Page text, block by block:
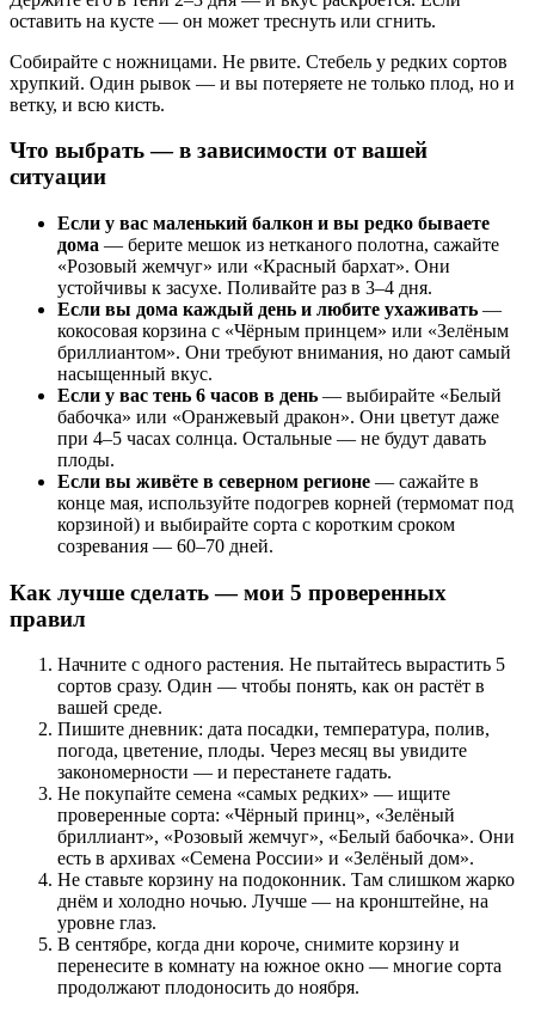
оставить на кусте — он может треснуть или сгнить.
Собирайте с ножницами. Не рвите. Стебель у редких сортов
хрупкий. Один рывок — и вы потеряете не только плод, но и
ветку, и всю кисть.
Что выбрать — в зависимости от вашей
ситуации
Если у вас маленький балкон и вы редко бываете
дома — берите мешок из нетканого полотна, сажайте
«Розовый жемчуг» или «Красный бархат». Они
устойчивы к засухе. Поливайте раз в 3–4 дня.
Если вы дома каждый день и любите ухаживать —
кокосовая корзина с «Чёрным принцем» или «Зелёным
бриллиантом». Они требуют внимания, но дают самый
насыщенный вкус.
Если у вас тень 6 часов в день — выбирайте «Белый
бабочка» или «Оранжевый дракон». Они цветут даже
при 4–5 часах солнца. Остальные — не будут давать
плоды.
Если вы живёте в северном регионе — сажайте в
конце мая, используйте подогрев корней (термомат под
корзиной) и выбирайте сорта с коротким сроком
созревания — 60–70 дней.
Как лучше сделать — мои 5 проверенных
правил
Начните с одного растения. Не пытайтесь вырастить 5
сортов сразу. Один — чтобы понять, как он растёт в
вашей среде.
Пишите дневник: дата посадки, температура, полив,
погода, цветение, плоды. Через месяц вы увидите
закономерности — и перестанете гадать.
Не покупайте семена «самых редких» — ищите
проверенные сорта: «Чёрный принц», «Зелёный
бриллиант», «Розовый жемчуг», «Белый бабочка». Они
есть в архивах «Семена России» и «Зелёный дом».
Не ставьте корзину на подоконник. Там слишком жарко
днём и холодно ночью. Лучше — на кронштейне, на
уровне глаз.
В сентябре, когда дни короче, снимите корзину и
перенесите в комнату на южное окно — многие сорта
продолжают плодоносить до ноября.